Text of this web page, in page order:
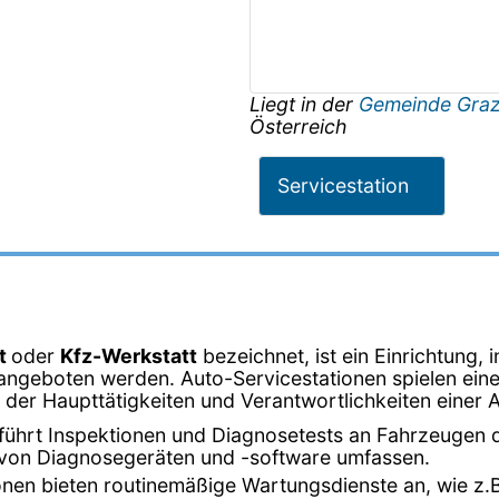
Liegt in der Gemeinde
Österreich
Servicestation
oder Kfz-Werkstatt bezeichnet, ist ein Einrichtung,
werden. Auto-Servicestationen spielen
Haupttätigkeiten und Verantwortlichkeiten einer
Inspektionen und Diagnosetests an
Diagnosegeräten und -software umfassen.
bieten routinemäßige Wartungsdienste an, wie